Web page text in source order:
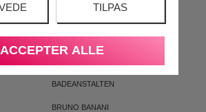
TILPAS
ACCEPTER ALLE
AUSTRALIAN BODYCARE
ARMAF
BADEANSTALTEN
BRUNO BANANI